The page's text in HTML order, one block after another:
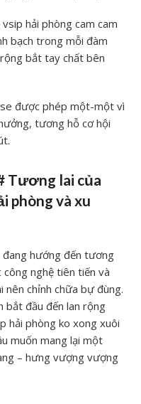
hải phòng cam cam
bạch trong mỗi đàm
bắt tay chất bên
được phép một-một vì
tương hỗ cơ hội
Tương lai của
phòng và xu
đang hướng đến tương
công nghệ tiên tiến và
nên chỉnh chữa bự đùng.
bắt đầu đến lan rộng
hải phòng ko xong xuôi
muốn mang lại một
– hưng vượng vượng